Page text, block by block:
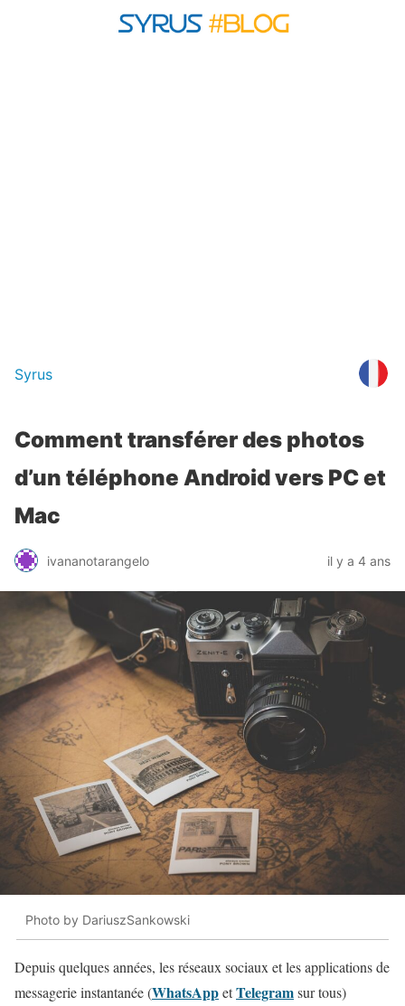
Syrus
Comment transférer des photos
d’un téléphone Android vers PC et
Mac
ivananotarangelo il y a 4 ans
Photo by DariuszSankowski
Depuis quelques années, les réseaux sociaux et les applications de
messagerie instantanée (WhatsAppetTelegramsur tous)